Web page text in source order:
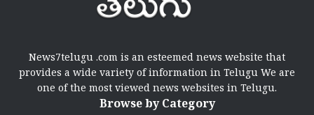
News7telugu .com is an esteemed news website that
provides a wide variety of information in Telugu We are
one of the most viewed news websites in Telugu.
Browse by Category